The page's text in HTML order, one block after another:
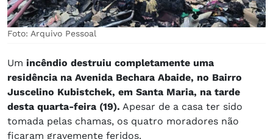
Foto: Arquivo Pessoal
Um incêndio destruiu completamente uma
residência na Avenida Bechara Abaide, no Bairro
Juscelino Kubistchek, em Santa Maria, na tarde
desta quarta-feira (19). Apesar de a casa ter sido
tomada pelas chamas, os quatro moradores não
ficaram gravemente feridos.